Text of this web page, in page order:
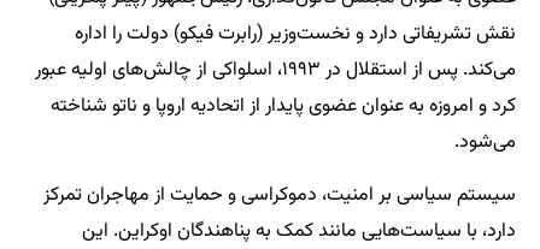
نقش تشریفاتی دارد و نخست‌وزیر (رابرت فیکو) دولت را اداره
می‌کند. پس از استقلال در ۱۹۹۳، اسلواکی از چالش‌های اولیه عبور
کرد و امروزه به عنوان عضوی پایدار از اتحادیه اروپا و ناتو شناخته
می‌شود.
سیستم سیاسی بر امنیت، دموکراسی و حمایت از مهاجران تمرکز
دارد، با سیاست‌هایی مانند کمک به پناهندگان اوکراین. این